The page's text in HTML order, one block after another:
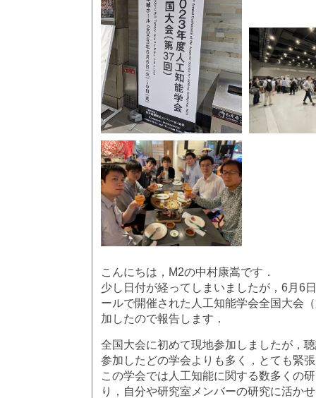
こんにちは，M2の中村康嵩です．
少し日付が経ってしまいましたが，6月6
ールで開催された人工知能学会全国大会
加したので報告します．
全国大会に初めて現地参加しましたが，
参加したどの学会よりも多く，とても緊
この学会では人工知能に関する数多くの
り，自分や研究室メンバーの研究に活か